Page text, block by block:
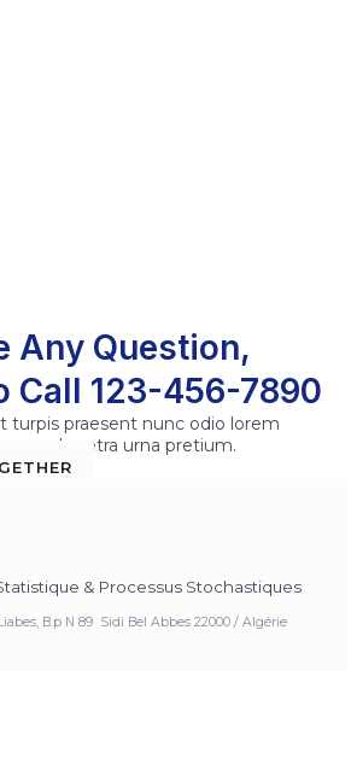
Any Question,
Call 123-456-7890
turpis praesent nunc odio lorem
pharetra urna pretium.
& Processus Stochastiques
B.p N 89 Sidi Bel Abbes 22000 / Algérie